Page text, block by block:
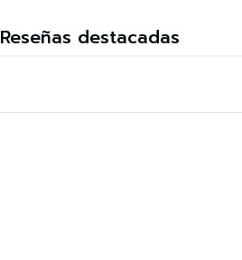
Reseñas destacadas